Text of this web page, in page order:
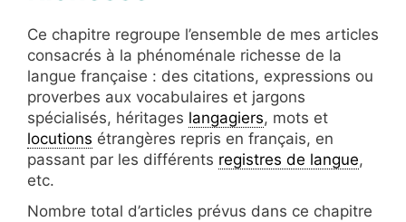
Ce chapitre regroupe l’ensemble de mes articles
consacrés à la phénoménale richesse de la
langue française : des citations, expressions ou
proverbes aux vocabulaires et jargons
spécialisés, héritages langagiers, mots et
locutions étrangères repris en français, en
passant par les différents registres de langue,
etc.
Nombre total d’articles prévus dans ce chapitre